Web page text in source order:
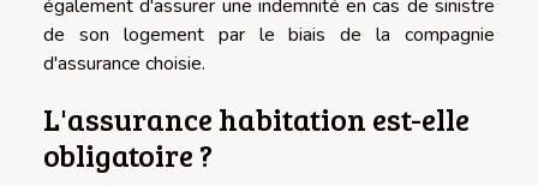
également d'assurer une indemnité en cas de sinistre
de son logement par le biais de la compagnie
d'assurance choisie.
L'assurance habitation est-elle
obligatoire ?